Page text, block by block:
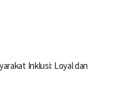
Inklusi: Loyal dan